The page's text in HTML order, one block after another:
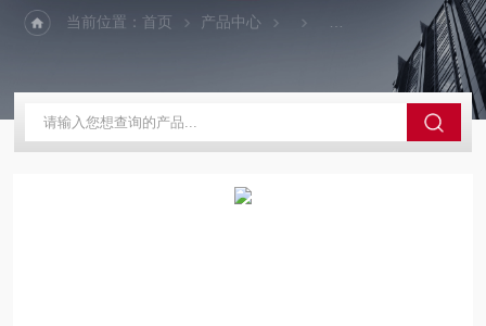
当前位置：首页 产品中心 磁力（加热板）搅拌器